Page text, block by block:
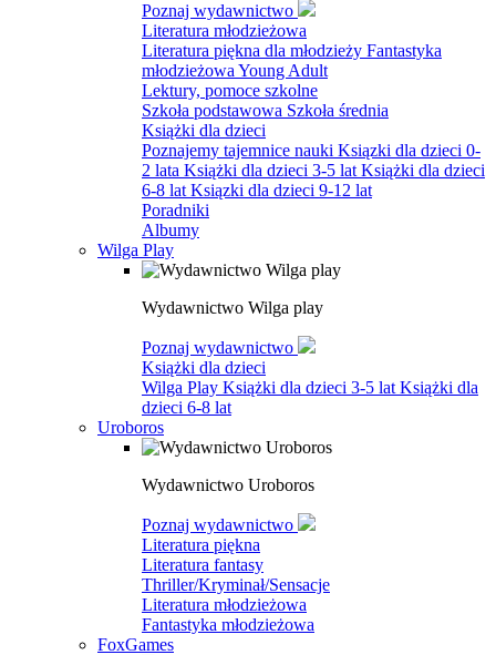
Poznaj wydawnictwo
Literatura młodzieżowa
Literatura piękna dla młodzieży Fantastyka
młodzieżowa Young Adult
Lektury, pomoce szkolne
Szkoła podstawowa Szkoła średnia
Książki dla dzieci
Poznajemy tajemnice nauki Ksiązki dla dzieci 0-
2 lata Książki dla dzieci 3-5 lat Książki dla dzieci
6-8 lat Ksiązki dla dzieci 9-12 lat
Poradniki
Albumy
Wilga Play
Wydawnictwo Wilga play
Poznaj wydawnictwo
Książki dla dzieci
Wilga Play Książki dla dzieci 3-5 lat Książki dla
dzieci 6-8 lat
Uroboros
Wydawnictwo Uroboros
Poznaj wydawnictwo
Literatura piękna
Literatura fantasy
Thriller/Kryminał/Sensacje
Literatura młodzieżowa
Fantastyka młodzieżowa
FoxGames